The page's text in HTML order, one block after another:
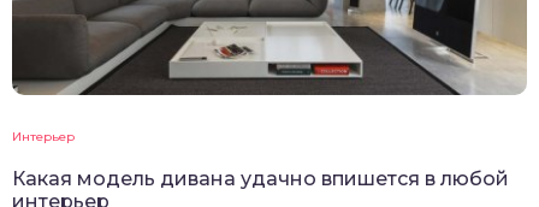
Интерьер
Какая модель дивана удачно впишется в любой
интерьер